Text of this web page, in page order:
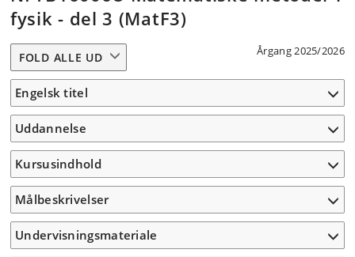
fysik - del 3 (MatF3)
Årgang 2025/2026
FOLD ALLE UD
Engelsk titel
Uddannelse
Kursusindhold
Målbeskrivelser
Undervisningsmateriale